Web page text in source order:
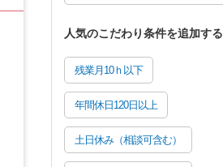
人気のこだわり条件を追加する
残業月10ｈ以下
年間休日120日以上
土日休み（相談可含む）